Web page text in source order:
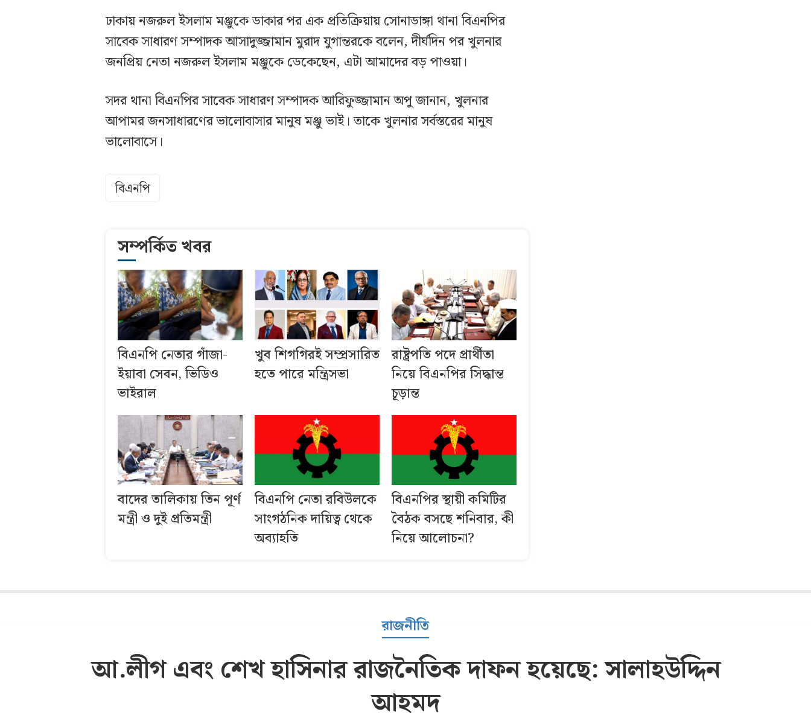
ঢাকায় নজরুল ইসলাম মঞ্জুকে ডাকার পর এক প্রতিক্রিয়ায় সোনাডাঙ্গা থানা বিএনপির
সাবেক সাধারণ সম্পাদক আসাদুজ্জামান মুরাদ যুগান্তরকে বলেন, দীর্ঘদিন পর খুলনার
জনপ্রিয় নেতা নজরুল ইসলাম মঞ্জুকে ডেকেছেন, এটা আমাদের বড় পাওয়া।
সদর থানা বিএনপির সাবেক সাধারণ সম্পাদক আরিফুজ্জামান অপু জানান, খুলনার
আপামর জনসাধারণের ভালোবাসার মানুষ মঞ্জু ভাই। তাকে খুলনার সর্বস্তরের মানুষ
ভালোবাসে।
বিএনপি
সম্পর্কিত খবর
বিএনপি নেতার গাঁজা-
ইয়াবা সেবন, ভিডিও
ভাইরাল
খুব শিগগিরই সম্প্রসারিত
হতে পারে মন্ত্রিসভা
রাষ্ট্রপতি পদে প্রার্থীতা
নিয়ে বিএনপির সিদ্ধান্ত
চূড়ান্ত
বাদের তালিকায় তিন পূর্ণ
মন্ত্রী ও দুই প্রতিমন্ত্রী
বিএনপি নেতা রবিউলকে
সাংগঠনিক দায়িত্ব থেকে
অব্যাহতি
বিএনপির স্থায়ী কমিটির
বৈঠক বসছে শনিবার, কী
নিয়ে আলোচনা?
রাজনীতি
আ.লীগ এবং শেখ হাসিনার রাজনৈতিক দাফন হয়েছে: সালাহউদ্দিন
আহমদ